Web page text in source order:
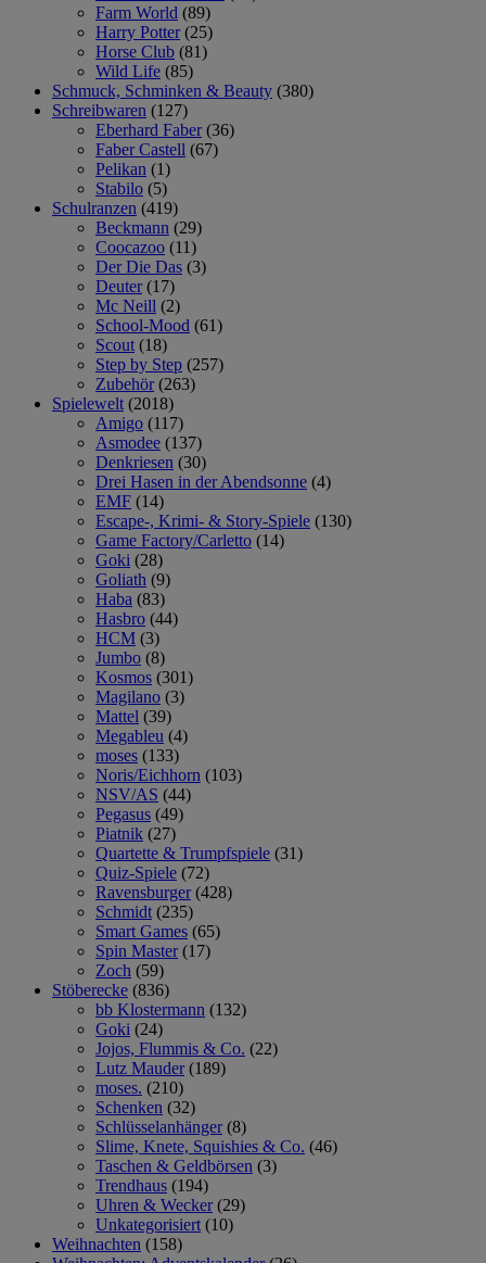
Farm World (89)
Harry Potter (25)
Horse Club (81)
Wild Life (85)
Schmuck, Schminken & Beauty (380)
Schreibwaren (127)
Eberhard Faber (36)
Faber Castell (67)
Pelikan (1)
Stabilo (5)
Schulranzen (419)
Beckmann (29)
Coocazoo (11)
Der Die Das (3)
Deuter (17)
Mc Neill (2)
School-Mood (61)
Scout (18)
Step by Step (257)
Zubehör (263)
Spielewelt (2018)
Amigo (117)
Asmodee (137)
Denkriesen (30)
Drei Hasen in der Abendsonne (4)
EMF (14)
Escape-, Krimi- & Story-Spiele (130)
Game Factory/Carletto (14)
Goki (28)
Goliath (9)
Haba (83)
Hasbro (44)
HCM (3)
Jumbo (8)
Kosmos (301)
Magilano (3)
Mattel (39)
Megableu (4)
moses (133)
Noris/Eichhorn (103)
NSV/AS (44)
Pegasus (49)
Piatnik (27)
Quartette & Trumpfspiele (31)
Quiz-Spiele (72)
Ravensburger (428)
Schmidt (235)
Smart Games (65)
Spin Master (17)
Zoch (59)
Stöberecke (836)
bb Klostermann (132)
Goki (24)
Jojos, Flummis & Co. (22)
Lutz Mauder (189)
moses. (210)
Schenken (32)
Schlüsselanhänger (8)
Slime, Knete, Squishies & Co. (46)
Taschen & Geldbörsen (3)
Trendhaus (194)
Uhren & Wecker (29)
Unkategorisiert (10)
Weihnachten (158)